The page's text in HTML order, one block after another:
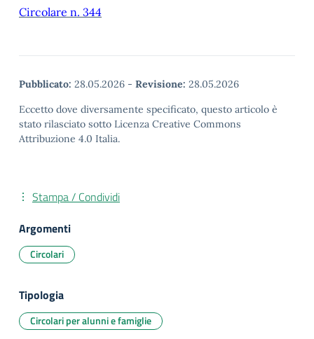
Circolare n. 344
Pubblicato: 28.05.2026 - Revisione: 28.05.2026
Eccetto dove diversamente specificato, questo articolo è
stato rilasciato sotto Licenza Creative Commons
Attribuzione 4.0 Italia.
Stampa / Condividi
Argomenti
Circolari
Tipologia
Circolari per alunni e famiglie